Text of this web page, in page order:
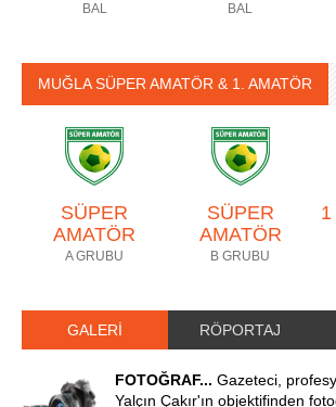
BAL BAL
MUĞLA SÜPER AMATÖR & 1. AMATÖR
SÜPER
AMATÖR
A GRUBU
SÜPER
AMATÖR
B GRUBU
1
GALERİ RÖPORTAJ
FOTOĞRAF... Gazeteci,
Yalçın Çakır'ın objektifinden